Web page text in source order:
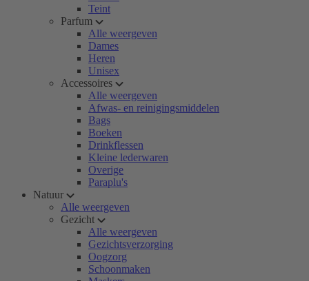
Teint
Parfum
Alle weergeven
Dames
Heren
Unisex
Accessoires
Alle weergeven
Afwas- en reinigingsmiddelen
Bags
Boeken
Drinkflessen
Kleine lederwaren
Overige
Paraplu's
Natuur
Alle weergeven
Gezicht
Alle weergeven
Gezichtsverzorging
Oogzorg
Schoonmaken